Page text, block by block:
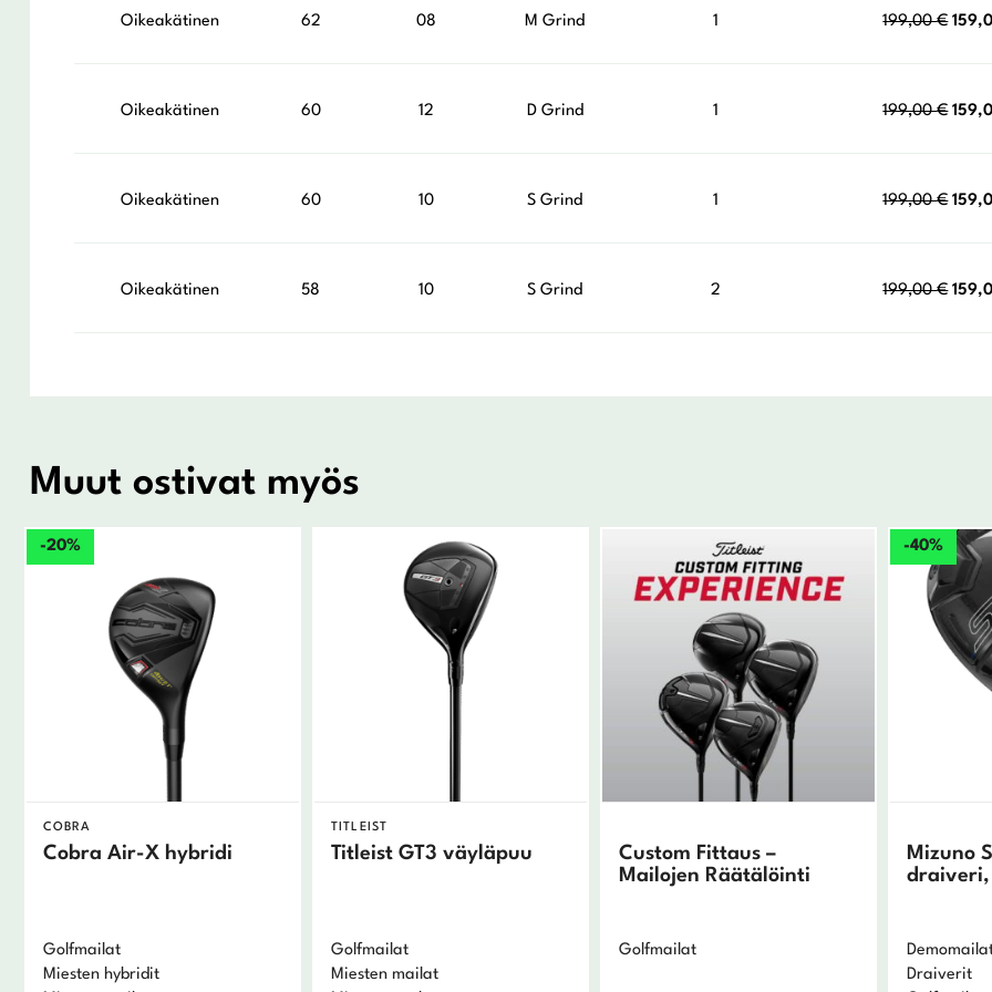
Oikeakätinen 62 08 M Grind 1 199,00€
Oikeakätinen 60 12 D Grind 1 199,00€
Oikeakätinen 60 10 S Grind 1 199,00€
Oikeakätinen 58 10 S Grind 2 199,00€
Muut ostivat myös
-20%
COBRA
Cobra Air-X hybridi
Golfmailat
Miesten hybridit
TITLEIST
Titleist GT3 väyläpuu
Golfmailat
Miesten mailat
Custom Fittaus –
Mailojen Räätälöinti
Golfmailat
-40%
Mizuno
draiveri,
Draiverit